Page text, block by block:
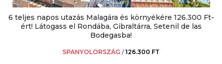
6 teljes napos utazás Malagára és környékére 126.300 Ft-
ért! Látogass el Rondába, Gibraltárra, Setenil de las
Bodegasba!
SPANYOLORSZÁG /126.300 FT